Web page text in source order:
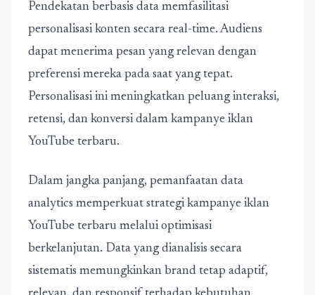
Pendekatan berbasis data memfasilitasi
personalisasi konten secara real-time. Audiens
dapat menerima pesan yang relevan dengan
preferensi mereka pada saat yang tepat.
Personalisasi ini meningkatkan peluang interaksi,
retensi, dan konversi dalam kampanye iklan
YouTube terbaru.
Dalam jangka panjang, pemanfaatan data
analytics memperkuat strategi kampanye iklan
YouTube terbaru melalui optimisasi
berkelanjutan. Data yang dianalisis secara
sistematis memungkinkan brand tetap adaptif,